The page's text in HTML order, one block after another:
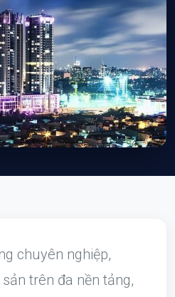
chuyên nghiệp,
trên đa nền tảng,